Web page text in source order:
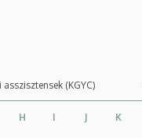
asszisztensek (KGYC)
H I J K